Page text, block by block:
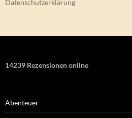
Datenschutzerklärung
14239 Rezensionen online
Abenteuer